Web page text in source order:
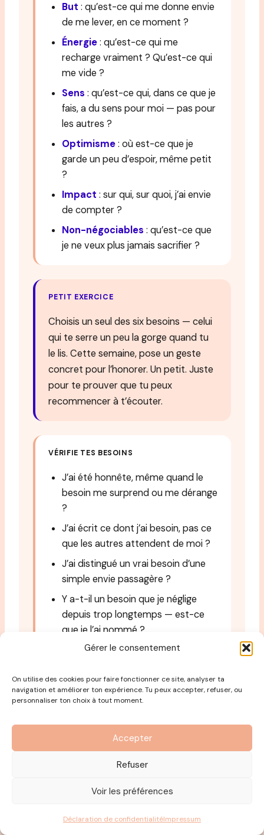
Gérer le consentement
On utilise des cookies pour faire fonctionner ce site, analyser ta
navigation et améliorer ton expérience. Tu peux accepter, refuser, ou
personnaliser ton choix à tout moment.
Accepter
Refuser
Voir les préférences
Déclaration de confidentialitéImpressum
But : qu’est-ce qui me donne envie
de me lever, en ce moment ?
Énergie: qu’est-ce qui me
recharge vraiment ? Qu’est-ce qui
me vide ?
Sens : qu’est-ce qui, dans ce que je
fais, a du sens pour moi — pas pour
les autres ?
Optimisme: où est-ce que je
garde un peu d’espoir, même petit
?
Impact : sur qui, sur quoi, j’ai envie
de compter ?
Non-négociables : qu’est-ce que
je ne veux plus jamais sacrifier ?
PETIT EXERCICE
Choisis un seul des six besoins — celui
qui te serre un peu la gorge quand tu
le lis. Cette semaine, pose un geste
concret pour l’honorer. Un petit. Juste
pour te prouver que tu peux
recommencer à t’écouter.
VÉRIFIE TES BESOINS
J’ai été honnête, même quand le
besoin me surprend ou me dérange
?
J’ai écrit ce dont j’ai besoin, pas ce
que les autres attendent de moi ?
J’ai distingué un vrai besoin d’une
simple envie passagère ?
Y a-t-il un besoin que je néglige
depuis trop longtemps — est-ce
que je l’ai nommé ?
Avancer dans la durée —
choisir au lieu de subir,
encore
Se réaligner une fois, ce n’est pas une ligne